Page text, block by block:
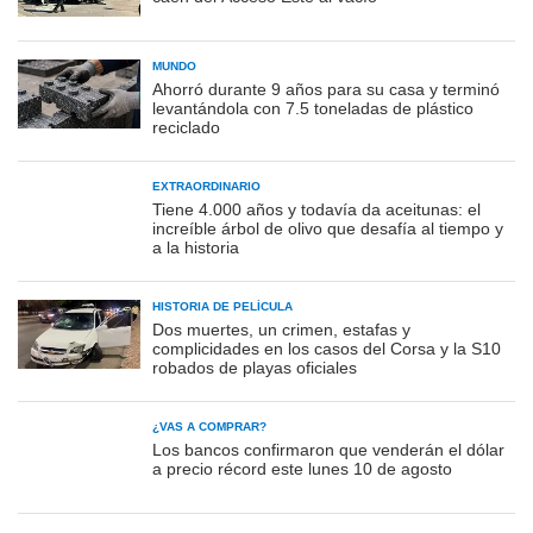
MUNDO
Ahorró durante 9 años para su casa y terminó
levantándola con 7.5 toneladas de plástico
reciclado
EXTRAORDINARIO
Tiene 4.000 años y todavía da aceitunas: el
increíble árbol de olivo que desafía al tiempo y
a la historia
HISTORIA DE PELÍCULA
Dos muertes, un crimen, estafas y
complicidades en los casos del Corsa y la S10
robados de playas oficiales
¿VAS A COMPRAR?
Los bancos confirmaron que venderán el dólar
a precio récord este lunes 10 de agosto